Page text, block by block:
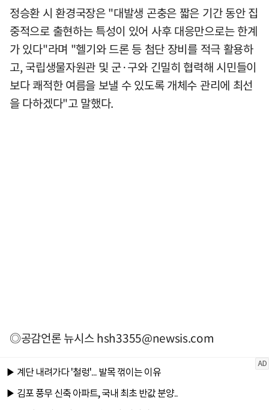
정승환 시 환경국장은 "대발생 곤충은 짧은 기간 동안 집
중적으로 출현하는 특성이 있어 사후 대응만으로는 한계
가 있다"라며 "헬기와 드론 등 첨단 장비를 적극 활용하
고, 국립생물자원관 및 군·구와 긴밀히 협력해 시민들이
보다 쾌적한 여름을 보낼 수 있도록 개체수 관리에 최선
을 다하겠다"고 말했다.
◎공감언론 뉴시스hsh3355@newsis.com